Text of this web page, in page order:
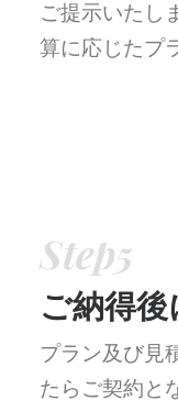
ご提示いたし
算に応じたプ
Step5
ご納得
プラン及び見
たらご契約と